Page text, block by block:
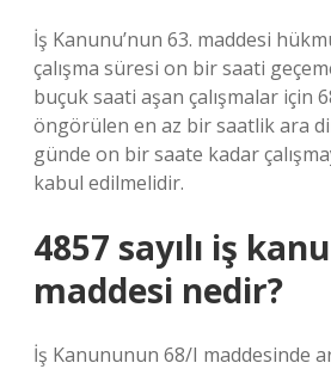
İş Kanunu’nun 63. maddesi
çalışma süresi on bir saati
buçuk saati aşan çalışmalar için
öngörülen en az bir saatlik ara
günde on bir saate kadar
kabul edilmelidir.
4857 sayılı iş
maddesi nedir?
İş Kanununun 68/I maddesinde